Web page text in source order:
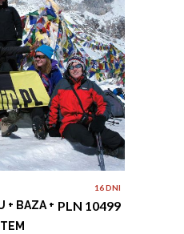
+ BAZA +
16 DNI
PLN 10499